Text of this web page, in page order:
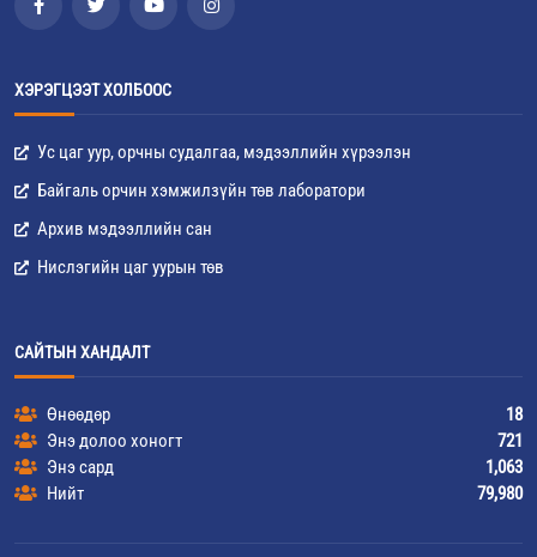
ХЭРЭГЦЭЭТ ХОЛБООС
Ус цаг уур, орчны судалгаа, мэдээллийн хүрээлэн
Байгаль орчин хэмжилзүйн төв лаборатори
Архив мэдээллийн сан
Нислэгийн цаг уурын төв
САЙТЫН ХАНДАЛТ
Өнөөдөр
18
Энэ долоо хоногт
721
Энэ сард
1,063
Нийт
79,980